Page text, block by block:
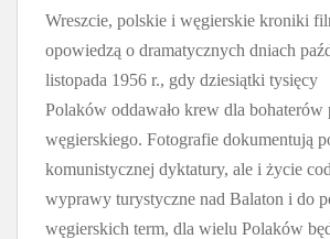
Wreszcie, polskie i węgierskie kroniki
opowiedzą o dramatycznych dniach
listopada 1956 r., gdy dziesiątki tysięcy
Polaków oddawało krew dla bohaterów
węgierskiego. Fotografie dokumentują
komunistycznej dyktatury, ale i życie
wyprawy turystyczne nad Balaton i do
węgierskich term, dla wielu Polaków